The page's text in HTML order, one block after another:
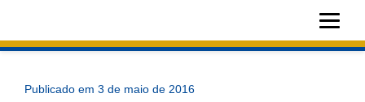
Publicado em 3 de maio de 2016